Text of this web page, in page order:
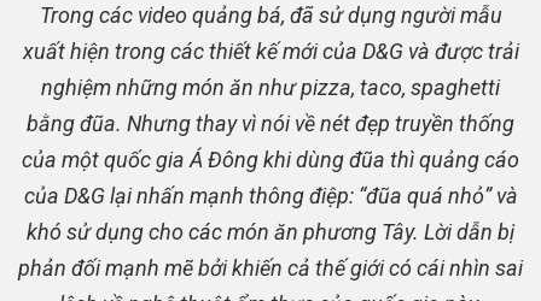
Trong các video quảng bá, đã sử dụng người mẫu
xuất hiện trong các thiết kế mới của D&G và được trải
nghiệm những món ăn như pizza, taco, spaghetti
bằng đũa. Nhưng thay vì nói về nét đẹp truyền thống
của một quốc gia Á Đông khi dùng đũa thì quảng cáo
của D&G lại nhấn mạnh thông điệp: “đũa quá nhỏ” và
khó sử dụng cho các món ăn phương Tây. Lời dẫn bị
phản đối mạnh mẽ bởi khiến cả thế giới có cái nhìn sai